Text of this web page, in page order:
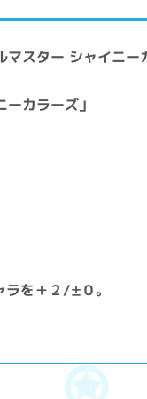
マスター シャイニ
カラーズ」
ラを＋２/±０。